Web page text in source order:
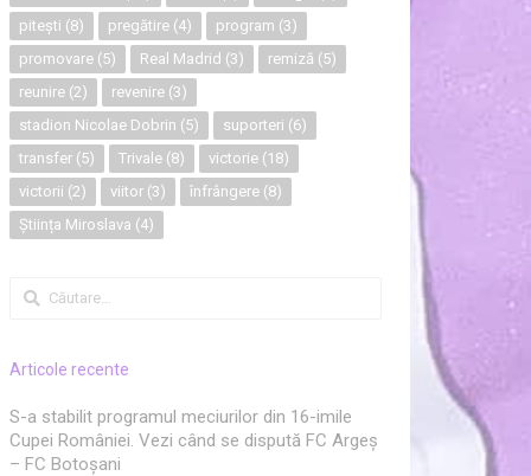
pitești (8) pregătire (4) program (3)
promovare (5) Real Madrid (3) remiză (5)
reunire (2) revenire (3)
stadion Nicolae Dobrin (5) suporteri (6)
transfer (5) Trivale (8) victorie (18)
victorii (2) viitor (3) înfrângere (8)
Știința Miroslava (4)
Caută
Articole recente
S-a stabilit programul meciurilor din 16-imile
Cupei României. Vezi când se dispută FC Argeș
– FC Botoșani